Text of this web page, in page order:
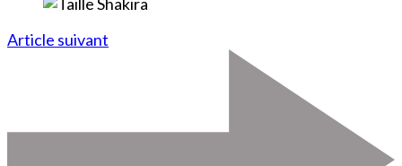
Article suivant